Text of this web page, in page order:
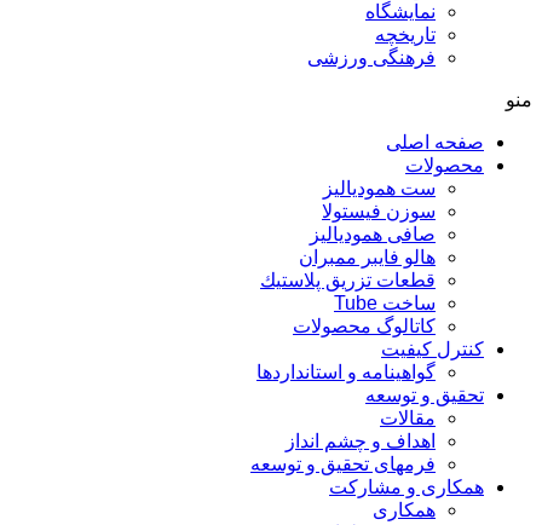
نمایشگاه
تاريخچه
فرهنگی ورزشی
منو
صفحه اصلی
محصولات
ست همودیالیز
سوزن فیستولا
صافی همودیالیز
هالو فایبر ممبران
قطعات تزريق پلاستيك
ساخت Tube
کاتالوگ محصولات
کنترل کیفیت
گواهينامه و استانداردها
تحقيق و توسعه
مقالات
اهداف و چشم انداز
فرمهای تحقیق و توسعه
همکاری و مشارکت
همکاری